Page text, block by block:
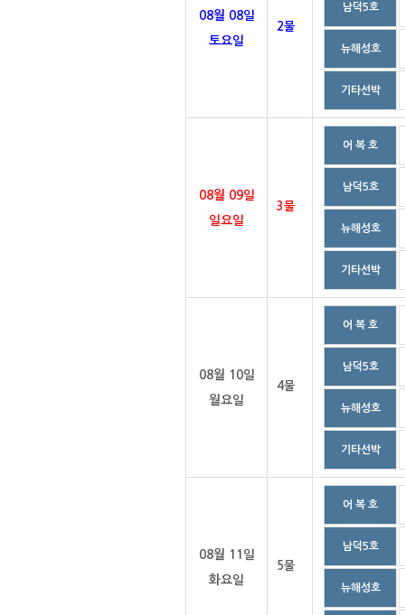
08월 08일
토요일
2물
남덕5호
뉴해성호
기타선박
08월 09일
일요일
3물
어 복 호
남덕5호
뉴해성호
기타선박
08월 10일
월요일
4물
어 복 호
남덕5호
뉴해성호
기타선박
08월 11일
화요일
5물
어 복 호
남덕5호
뉴해성호